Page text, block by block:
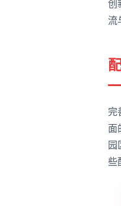
创
流
完
面
园
些